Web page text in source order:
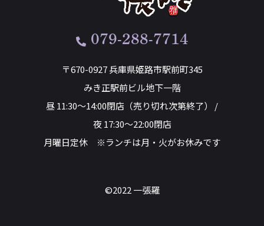
079-288-7714
〒670-0927 兵庫県姫路市駅前町345
みき正駅前ビル地下一階
昼 11:30～14:00閉店（売り切れ次第終了） /
夜 17:30～22:00閉店
月曜日定休 ※ランチは月・火がお休みです
©2022 一張羅